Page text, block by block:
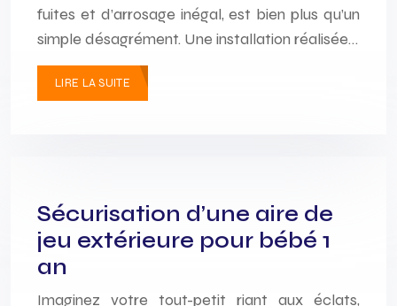
fuites et d’arrosage inégal, est bien plus qu’un
simple désagrément. Une installation réalisée…
LIRE LA SUITE
Sécurisation d’une aire de
jeu extérieure pour bébé 1
an
Imaginez votre tout-petit riant aux éclats,